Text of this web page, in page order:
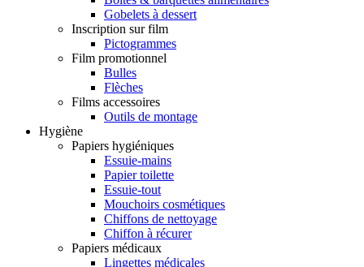
Gobelets à dessert
Inscription sur film
Pictogrammes
Film promotionnel
Bulles
Flèches
Films accessoires
Outils de montage
Hygiène
Papiers hygiéniques
Essuie-mains
Papier toilette
Essuie-tout
Mouchoirs cosmétiques
Chiffons de nettoyage
Chiffon à récurer
Papiers médicaux
Lingettes médicales